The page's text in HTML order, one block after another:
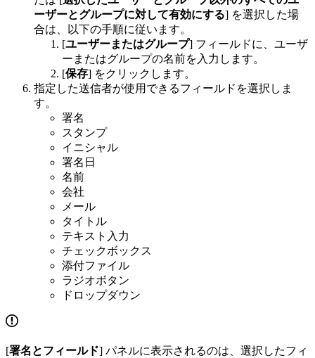
ーザーとグループに対して有効にする] を選択した場
合は、以下の手順に従います。
[ユーザーまたはグループ] フィールドに、ユーザ
ーまたはグループの名前を入力します。
[保存] をクリックします。
指定した送信者が使用できるフィールドを選択しま
す。
署名
スタンプ
イニシャル
署名日
名前
会社
メール
タイトル
テキスト入力
チェックボックス
添付ファイル
ラジオボタン
ドロップダウン
[署名とフィールド] パネルに表示されるのは、選択したフィ